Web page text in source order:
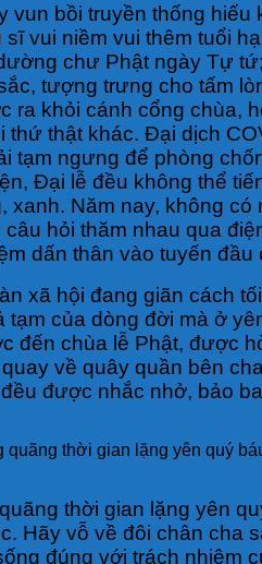
vun bồi truyền thống
sĩ vui niềm vui thêm tuổi
chư Phật ngày Tự
tượng trưng cho tấm
ra khỏi cánh cổng chùa,
thứ thật khác. Đại dịch
tạm ngưng để phòng
Đại lễ đều không thể
xanh. Năm nay, không
hỏi thăm nhau qua
dấn thân vào tuyến
xã hội đang giãn cách
tạm của dòng đời mà ở
đến chùa lễ Phật, được
về quây quần bên
được nhắc nhở, bảo
quãng thời gian lặng yên quý
thời gian lặng yên
Hãy vỗ về đôi chân cha
đúng với trách